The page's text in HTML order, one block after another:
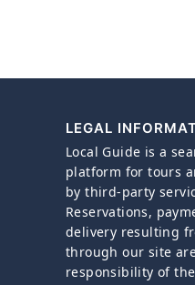
LEGAL
Local Guide is a
platform for tours
by third-party
Reservations,
delivery resulting
through our site
responsibility of